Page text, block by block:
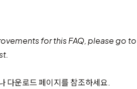
for this FAQ, please go
다운로드페이지를 참조하세요.